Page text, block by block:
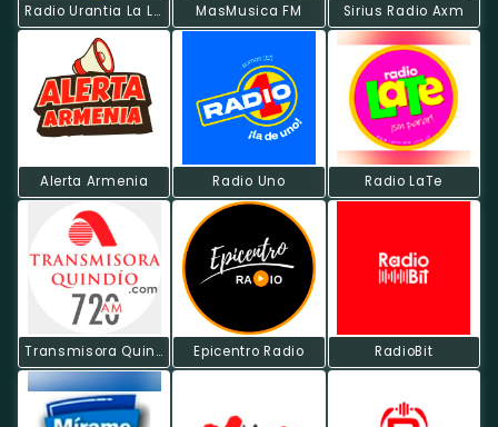
Radio Urantia La Luz De La Revelación MasMusica FM Sirius Radio Axm
Alerta Armenia Radio Uno Radio LaTe
Transmisora Quindío Epicentro Radio RadioBit